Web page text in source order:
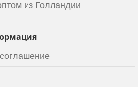
из Голландии